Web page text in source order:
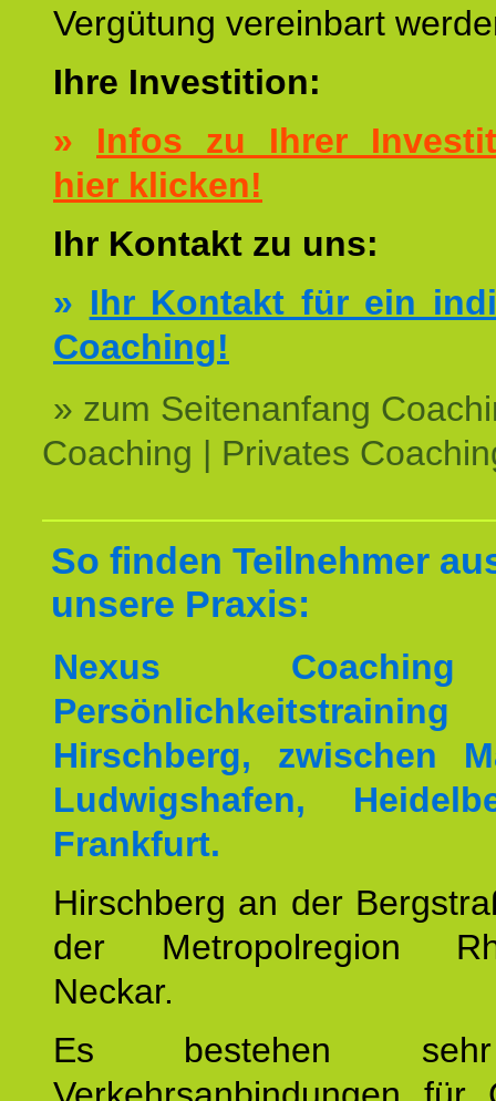
Vergütung vereinbart
Ihre Investition:
» Infos zu Ihrer
hier klicken!
Ihr Kontakt zu uns:
» Ihr Kontakt für ein
Coaching!
» zum Seitenanfang
Coaching | Privates
So finden Teilnehmer
unsere Praxis:
Nexus
Hirschberg, zwischen
Ludwigshafen,
Frankfurt.
Hirschberg an der
der Metropolregion
Neckar.
Es bestehen